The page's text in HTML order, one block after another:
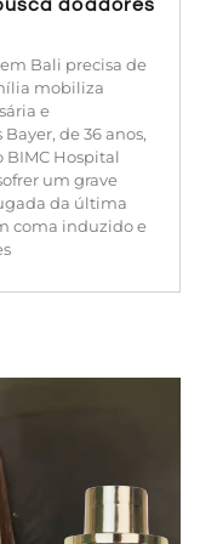
doadores
Bali precisa de
mobiliza
e
de 36 anos,
BIMC Hospital
um grave
da última
coma induzido e